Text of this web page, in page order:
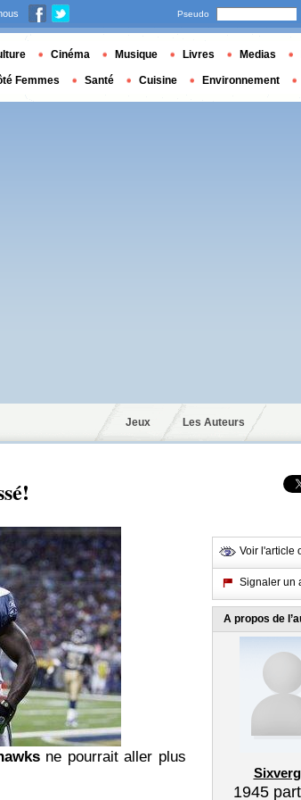
Jeux Les Auteurs
ne pourrait aller plus
Voir l'article
Signaler un
A propos de
1945
Pseudo
Cinéma Musique Livres Medias
Femmes Santé Cuisine Environnement